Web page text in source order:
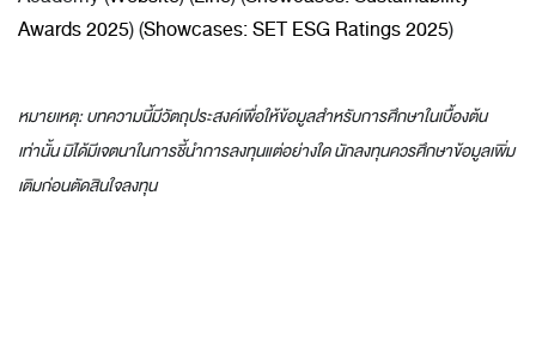
Awards 2025)(Showcases: SET ESG Ratings 2025)
หมายเหตุ: บทความนี้มีวัตถุประสงค์เพื่อให้ข้อมูลสำหรับการศึกษาในเบื้องต้น
เท่านั้น มิได้มีเจตนาในการชี้นำการลงทุนแต่อย่างใด นักลงทุนควรศึกษาข้อมูลเพิ่ม
เติมก่อนตัดสินใจลงทุน